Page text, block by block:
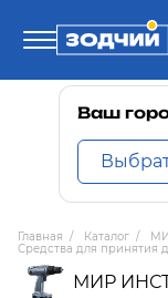
Телефоны
8 800 100-71-71
8 (4242) 30-00-
Ваш
Главная / Каталог /
Средства для принятия
МИР